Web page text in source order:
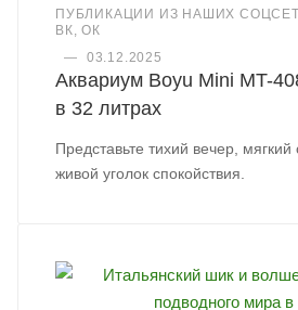
ПУБЛИКАЦИИ ИЗ НАШИХ
ВК, ОК
—
03.12.2025
Аквариум Boyu Mini MT-
в 32 литрах
Представьте тихий вечер, мягкий
живой уголок спокойствия.